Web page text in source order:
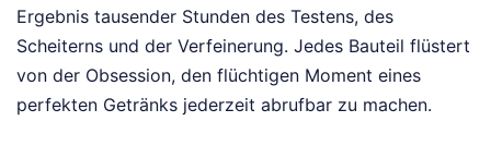
Ergebnis tausender Stunden des Testens, des
Scheiterns und der Verfeinerung. Jedes Bauteil flüstert
von der Obsession, den flüchtigen Moment eines
perfekten Getränks jederzeit abrufbar zu machen.